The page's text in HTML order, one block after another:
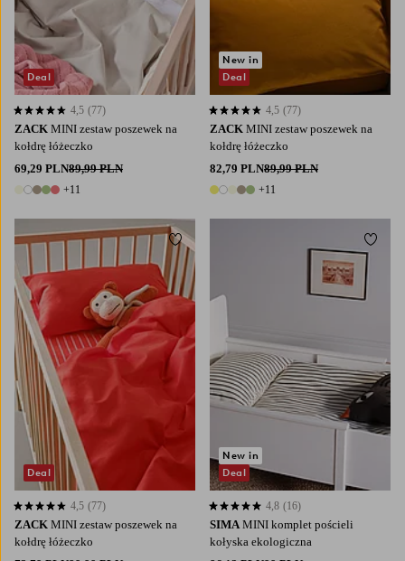
ZACK MINI zestaw poszewek na
kołdrę łóżeczko
69,29 PLN89,99 PLN
16 kolory
+11
4,5 opierając się na 77 ocenach
4,5 (77)
Deal
ZACK MINI zestaw poszewek na
kołdrę łóżeczko
82,79 PLN89,99 PLN
16 kolory
+11
4,5 opierając się na 77 ocenach
4,5 (77)
New in
Deal
ZACK MINI zestaw poszewek na
kołdrę łóżeczko
4,5 opierając się na 77 ocenach
4,5 (77)
Deal
Dodaj do ulubionych
SIMA MINI komplet pościeli
kołyska ekologiczna
4,8 opierając się na 16 ocenach
4,8 (16)
New in
Deal